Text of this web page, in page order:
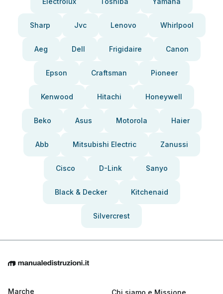
Sharp Jvc Lenovo Whirlpool
Aeg Dell Frigidaire Canon
Epson Craftsman Pioneer
Kenwood Hitachi Honeywell
Beko Asus Motorola Haier
Abb Mitsubishi Electric Zanussi
Cisco D-Link Sanyo
Black & Decker Kitchenaid
Silvercrest
Marche